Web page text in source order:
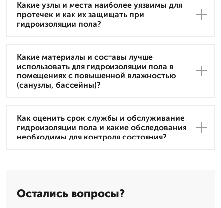
Какие узлы и места наиболее уязвимы для
протечек и как их защищать при
гидроизоляции пола?
Какие материалы и составы лучше
использовать для гидроизоляции пола в
помещениях с повышенной влажностью
(санузлы, бассейны)?
Как оценить срок службы и обслуживание
гидроизоляции пола и какие обследования
необходимы для контроля состояния?
Остались вопросы?